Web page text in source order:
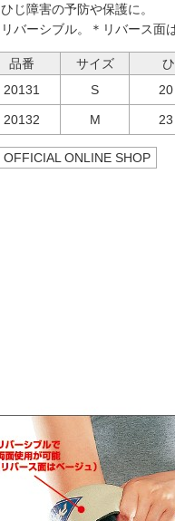
ひじ障害の予防や保護に。
リバーシブル。＊リバース面
品番 サイズ
20131
S
20132 M
OFFICIAL ONLINE SHOP